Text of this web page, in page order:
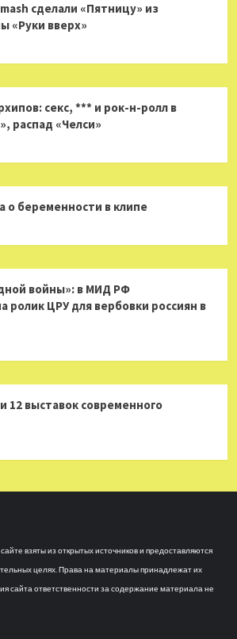
сделали «Пятницу» из
«Руки вверх»
секс, *** и рок-н-ролл в
распад «Челси»
о беременности в клипе
войны»: в МИД РФ
ролик ЦРУ для вербовки россиян в
12 выставок современного
взяты из открытых источников и предоставляются
целях. Права на материалы принадлежат их
сайта ответственности за содержание материала не